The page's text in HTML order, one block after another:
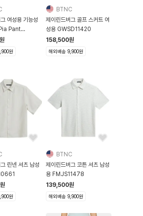
여성용 기능성
Pant
원
원
BTNC
제이린드버그 골프 스커트 여
성용 GWSD11420
158,500원
해외배송 9,900원
린넨 셔츠 남성
원
원
BTNC
제이린드버그 코튼 셔츠 남성
용 FMJS11478
139,500원
해외배송 9,900원